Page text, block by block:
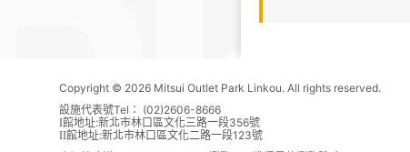
Copyright © 2026 Mitsui Outlet Park Linkou. All rights reserved.
設施代表號Tel： (02)2606-8666
I館地址:新北市林口區文化三路一段356號
II館地址:新北市林口區文化二路一段123號